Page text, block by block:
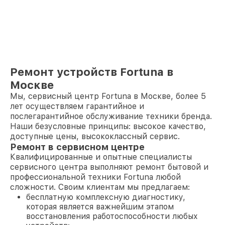
Ремонт устройств Fortuna в
Москве
Мы, сервисный центр Fortuna в Москве, более 5
лет осуществляем гарантийное и
послегарантийное обслуживание техники бренда.
Наши безусловные принципы: высокое качество,
доступные цены, высококлассный сервис.
Ремонт в сервисном центре
Квалифицированные и опытные специалисты
сервисного центра выполняют ремонт бытовой и
профессиональной техники Fortuna любой
сложности. Своим клиентам мы предлагаем:
бесплатную комплексную диагностику,
которая является важнейшим этапом
восстановления работоспособности любых